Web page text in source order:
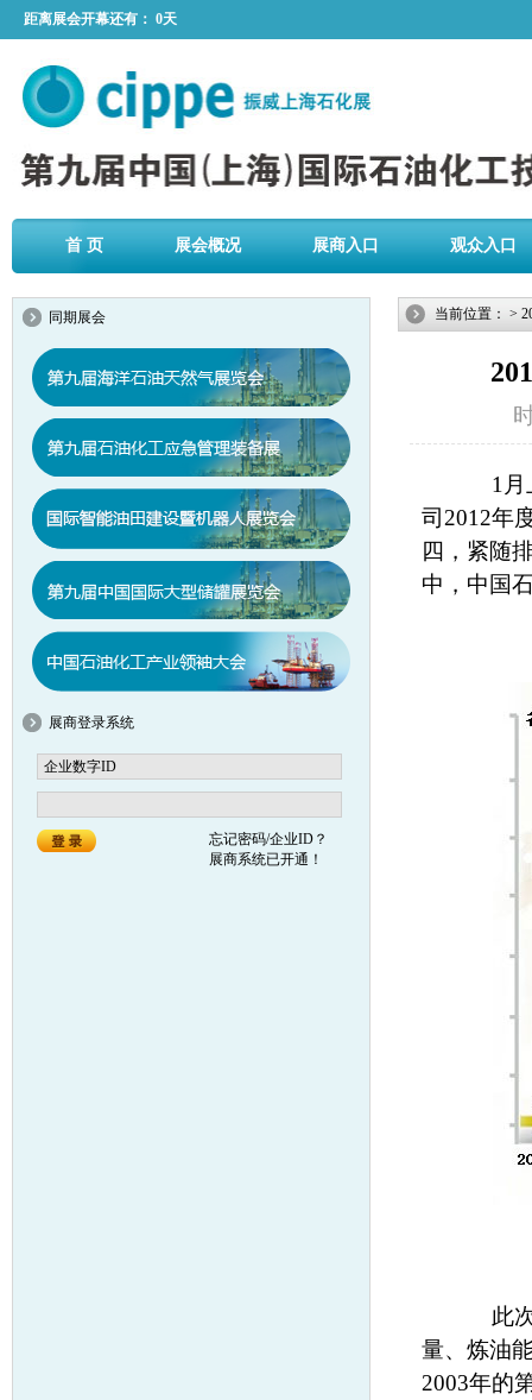
距离展会开幕还有： 0天
首 页 展会概况 展商入口 观众入口
同期展会
展商登录系统
忘记密码/企业ID？
展商系统已开通！
当前位置： >
1月上
司2012年
四，紧随
中，中国
此次
量、炼油
2003年的